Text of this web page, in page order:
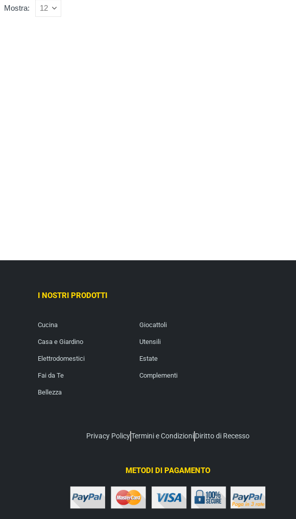
Mostra:
I NOSTRI PRODOTTI
Cucina
Casa e Giardino
Elettrodomestici
Fai da Te
Bellezza
Giocattoli
Utensili
Estate
Complementi
Privacy PolicyTermini e CondizioniDiritto di Recesso
METODI DI PAGAMENTO